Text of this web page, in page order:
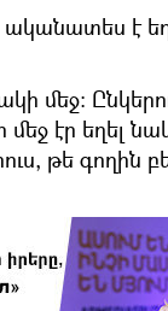
ականատես է
մեջ։
էր եղել
թե գողին